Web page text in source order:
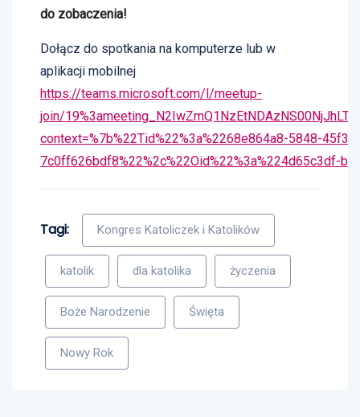
do zobaczenia!
Dołącz do spotkania na komputerze lub w
aplikacji mobilnej
https://teams.microsoft.com/l/meetup-
join/
context=%7b%22Tid%22%3a%2268e864a8-5848-45f3-
7c0ff626bdf8%22%2c%22Oid%22%3a%224d65c3df-
Tagi: Kongres Katoliczek i Katolików
katolik dla katolika życzenia
Boże Narodzenie Święta
Nowy Rok